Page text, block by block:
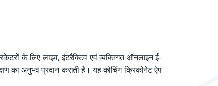
के लिए लाइव, इंटरैक्टिव एवं व्यक्तिगत ऑनलाइन ई-
का अनुभव प्रदान कराती है। यह कोचिंग क्रिकोनेट ऐप